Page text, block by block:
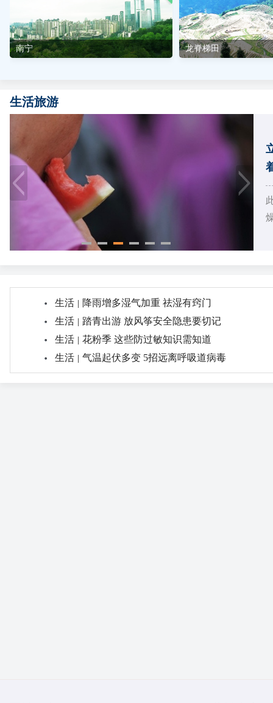
南宁 龙脊梯田
生活旅游
生活
降雨增多湿气加重 祛湿有窍门
生活
踏青出游 放风筝安全隐患要切记
生活
花粉季 这些防过敏知识需知道
生活
气温起伏多变 5招远离呼吸道病毒